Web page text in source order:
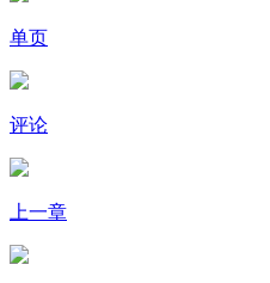
单页
评论
上一章